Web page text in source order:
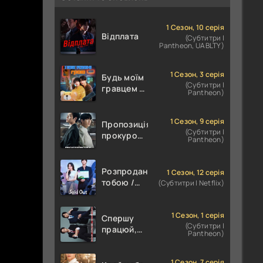
Відплата
1 Сезон, 10 серія
(Субтитри |
Pantheon, UABLTY)
Будь моїм
гравцем /
1 Сезон, 3 серія
(Субтитри |
Pantheon)
Пропозиція
прокурора
пропозиція
1 Сезон, 9 серія
(Субтитри |
Pantheon)
Розпродана
тобою /
1 Сезон, 12 серія
(Субтитри | Netflix)
Спершу
працюй,
1 Сезон, 1 серія
(Субтитри |
Pantheon)